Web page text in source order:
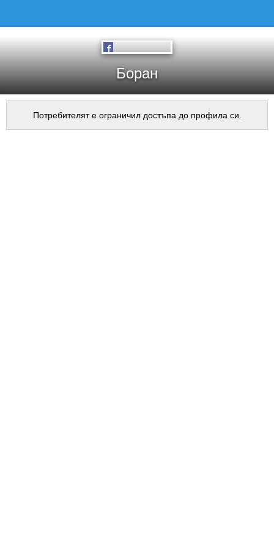
Боран
Потребителят е ограничил достъпа до профила си.